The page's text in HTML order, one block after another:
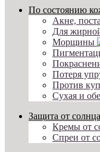
По состоянию
Акне,
Для
Морщины
Потеря
Против
Сухая и
Защита от солнца
Кремы от
Спреи от